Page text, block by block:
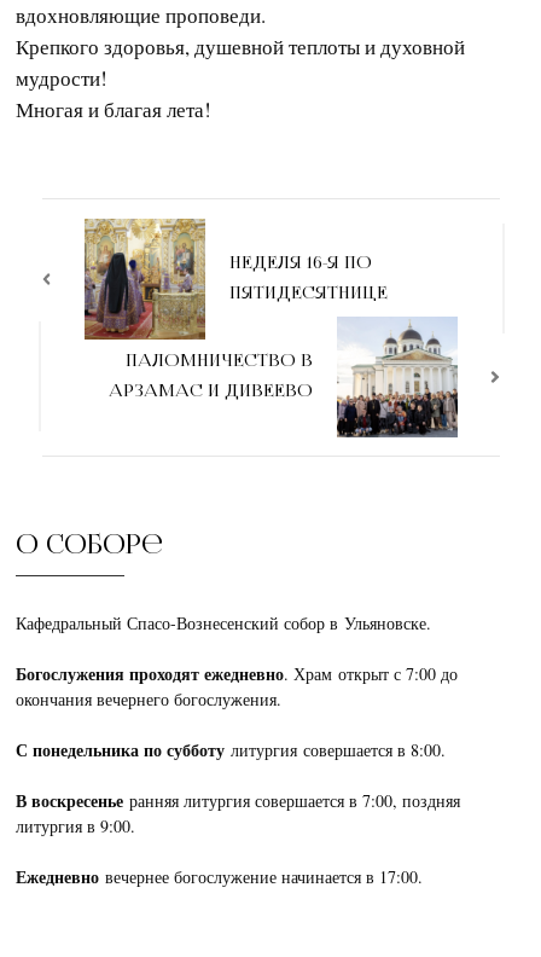
вдохновляющие проповеди.
Крепкого здоровья, душевной теплоты и духовной
мудрости!
Многая и благая лета!
Навигация
по
записям
НЕДЕЛЯ 16-Я ПО
ПЯТИДЕСЯТНИЦЕ
ПАЛОМНИЧЕСТВО В
АРЗАМАС И ДИВЕЕВО
О соборе
Кафедральный Спасо-Вознесенский собор в Ульяновске.
Богослужения проходят ежедневно. Храм открыт с 7:00 до
окончания вечернего богослужения.
С понедельника по субботулитургия совершается в 8:00.
В воскресеньеранняя литургия совершается в 7:00, поздняя
литургия в 9:00.
Ежедневновечернее богослужение начинается в 17:00.